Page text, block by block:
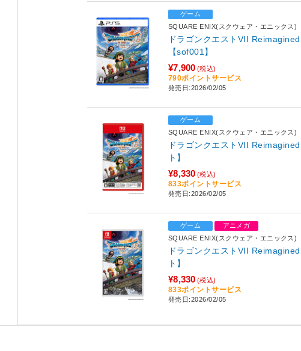
ゲーム
SQUARE ENIX(スクウェア・エニックス)
ドラゴンクエストVII
【sof001】
¥7,900 (税込)
790ポイントサービス
発売日:2026/02/05
ゲーム
SQUARE ENIX(スクウェア・エニックス)
ドラゴンクエストVII
ト】
¥8,330 (税込)
833ポイントサービス
発売日:2026/02/05
ゲーム
アニメガ
SQUARE ENIX(スクウェア・エニックス)
ドラゴンクエストVII
ト】
¥8,330 (税込)
833ポイントサービス
発売日:2026/02/05